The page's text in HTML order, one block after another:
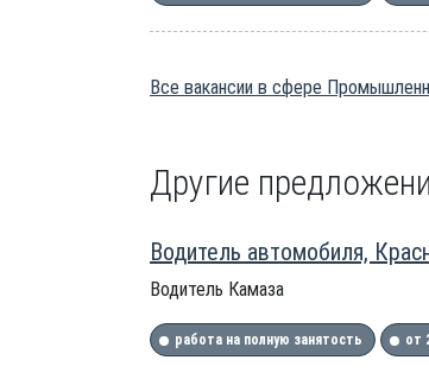
Все вакансии в сфере
Другие
Водитель автомобиля,
Водитель Камаза
работа на полную занятость от